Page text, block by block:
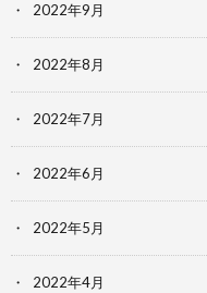
2022年9月
2022年8月
2022年7月
2022年6月
2022年5月
2022年4月